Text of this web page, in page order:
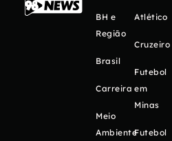
BH e
Região
Brasil
Carreira
Meio
Ambiente
Atlético
Cruzeiro
Futebol
em
Minas
Futebol